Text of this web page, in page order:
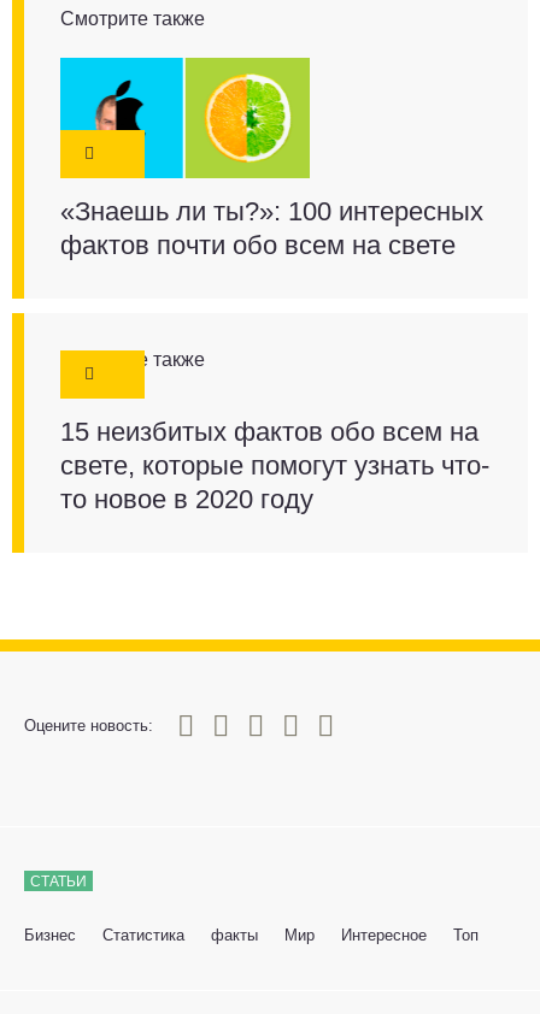
Смотрите также
«Знаешь ли ты?»: 100 интересных
фактов почти обо всем на свете
Смотрите также
15 неизбитых фактов обо всем на
свете, которые помогут узнать что-
то новое в 2020 году
Оцените новость:
0
1 3 4 5
СТАТЬИ
Бизнес Статистика факты Мир Интересное Топ